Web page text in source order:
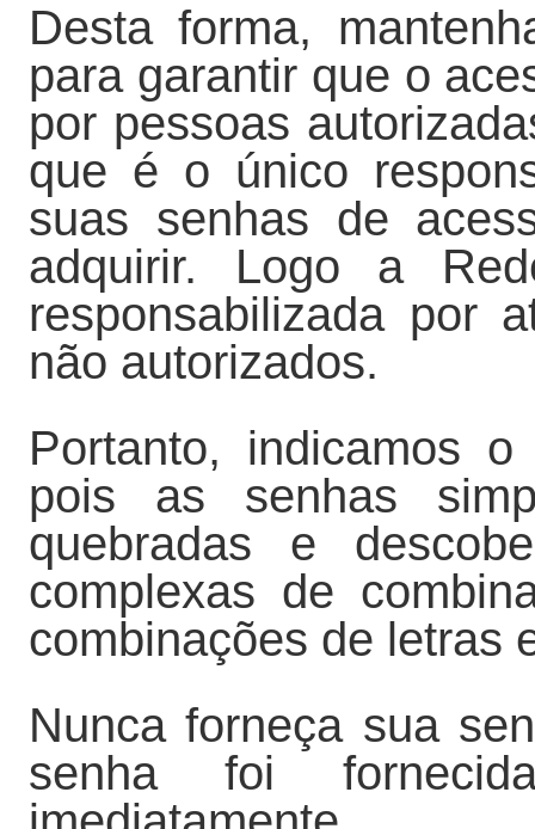
Desta forma,
para garantir que o
por pessoas
que é o único
suas senhas de
adquirir. Logo a
responsabilizada por
não autorizados.
Portanto, indicamos
pois as senhas
quebradas e
complexas de
combinações de letras
Nunca forneça sua
senha foi